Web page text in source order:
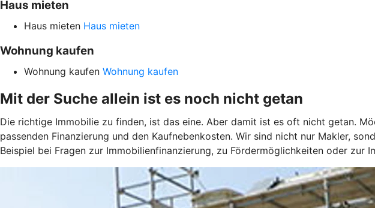
Haus mieten
Haus mieten Haus mieten
Wohnung kaufen
Wohnung kaufen Wohnung kaufen
Mit der Suche allein ist es noch nicht getan
Die richtige Immobilie zu finden, ist das eine. Aber damit ist es oft nicht getan.
passenden Finanzierung und den Kaufnebenkosten. Wir sind nicht nur Makler,
Beispiel bei Fragen zur Immobilienfinanzierung, zu Fördermöglichkeiten oder zur